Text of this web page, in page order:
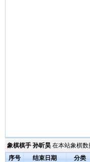
象棋棋手 孙昕昊 在本站象棋
序号
结束日期 分类